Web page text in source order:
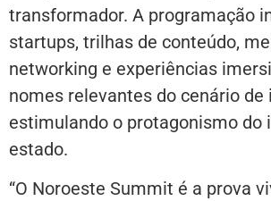
transformador. A programação
startups, trilhas de conteúdo,
networking e experiências
nomes relevantes do cenário de
estimulando o protagonismo do
estado.
“O Noroeste Summit é a prova